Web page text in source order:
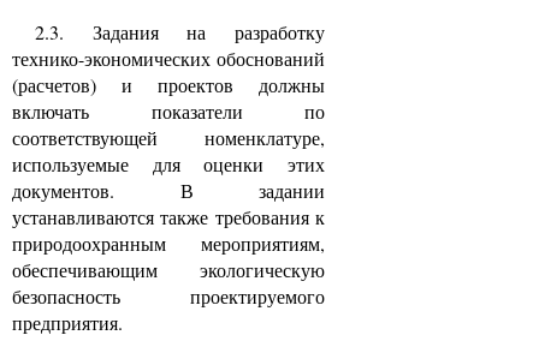
2.3. Задания на разработку
технико-экономических обоснований
(расчетов) и проектов должны
включать показатели по
соответствующей номенклатуре,
используемые для оценки этих
документов. В задании
устанавливаются также требования к
природоохранным мероприятиям,
обеспечивающим экологическую
безопасность проектируемого
предприятия.